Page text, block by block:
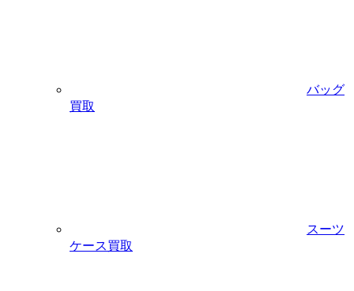
バッグ
買取
スーツ
ケース買取